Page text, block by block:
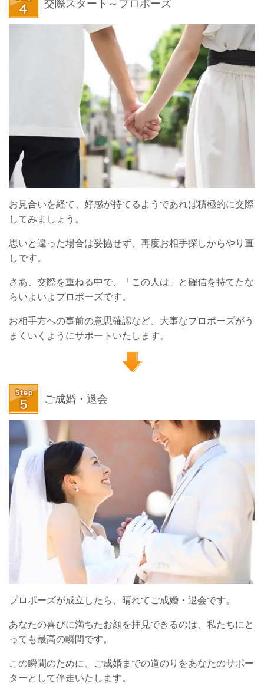
交際スタート～プロポーズ
お見合いを経て、好感が持てるようであれば積極的に交際
してみましょう。
思いと違った場合は妥協せず、再度お相手探しからやり直
しです。
さあ、交際を重ねる中で、「この人は」と確信を持てたな
らいよいよプロポーズです。
お相手方への事前の意思確認など、大事なプロポーズがう
まくいくようにサポートいたします。
ご成婚・退会
プロポーズが成立したら、晴れてご成婚・退会です。
あなたの喜びに満ちたお顔を拝見できるのは、私たちにと
っても最高の瞬間です。
この瞬間のために、ご成婚までの道のりをあなたのサポー
ターとして伴走いたします。